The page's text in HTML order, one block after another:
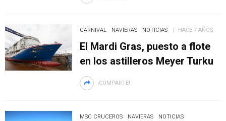
CARNIVAL NAVIERAS NOTICIAS HACE 7 AÑOS
El Mardi Gras, puesto a flote
en los astilleros Meyer Turku
¡COMPARTE!
MSC CRUCEROS NAVIERAS NOTICIAS